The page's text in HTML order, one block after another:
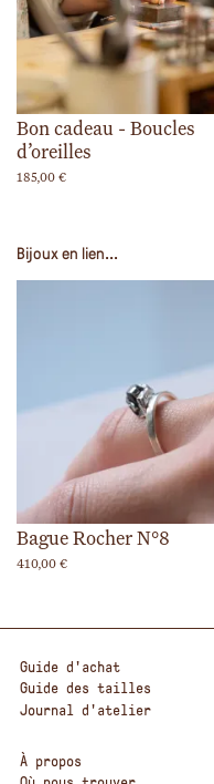
Bon cadeau - Boucles
d’oreilles
185,00 €
Bijoux en lien...
Bague Rocher N°8
410,00 €
Guide d'achat
Guide des tailles
Journal d'atelier
À propos